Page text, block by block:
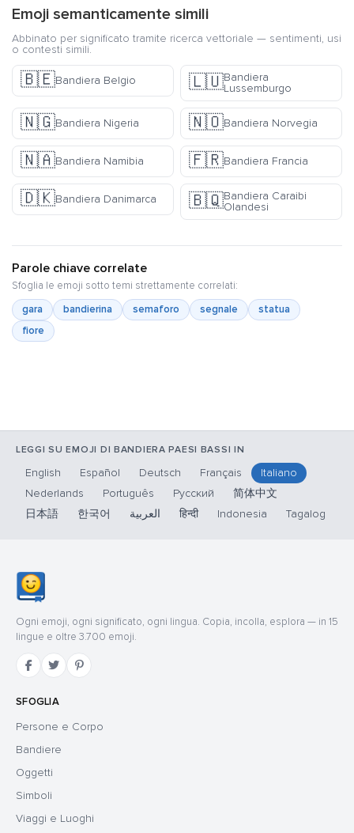
Emoji semanticamente simili
Abbinato per significato tramite ricerca vettoriale — sentimenti, usi
o contesti simili.
🇧🇪Bandiera Belgio 🇱🇺Bandiera
Lussemburgo
🇳🇬Bandiera Nigeria 🇳🇴Bandiera Norvegia
🇳🇦Bandiera Namibia 🇫🇷Bandiera Francia
🇩🇰Bandiera Danimarca 🇧🇶Bandiera Caraibi
Olandesi
Parole chiave correlate
Sfoglia le emoji sotto temi strettamente correlati:
gara
bandierina semaforo segnale
statua
fiore
LEGGI SU EMOJI DI BANDIERA PAESI BASSI IN
English Español Deutsch Français
Italiano
Nederlands
Português Русский
简体中文
日本語
한국어 العربية हिन्दी Indonesia Tagalog
Ogni emoji, ogni significato, ogni lingua. Copia, incolla, esplora — in 15
lingue e oltre 3.700 emoji.
SFOGLIA
Persone e Corpo
Bandiere
Oggetti
Simboli
Viaggi e Luoghi